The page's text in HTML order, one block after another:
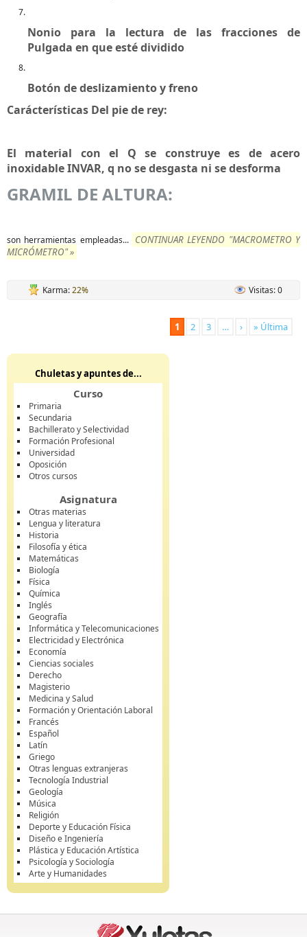
Nonio para la lectura de las fracciones de
Pulgada en que esté dividido
Botón de deslizamiento y freno
Carácterísticas Del pie de rey:
El material con el Q se construye es de acero
inoxidable INVAR, q no se desgasta ni se desforma
GRAMIL DE ALTURA:
son herramientas empleadas... CONTINUAR LEYENDO "MACROMETRO Y
MICRÓMETRO" »
Karma:22% Visitas: 0
1 2 3 … › » Última
Chuletas y apuntes de...
Curso
Primaria
Secundaria
Bachillerato y Selectividad
Formación Profesional
Universidad
Oposición
Otros cursos
Asignatura
Otras materias
Lengua y literatura
Historia
Filosofía y ética
Matemáticas
Biología
Física
Química
Inglés
Geografía
Informática y Telecomunicaciones
Electricidad y Electrónica
Economía
Ciencias sociales
Derecho
Magisterio
Medicina y Salud
Formación y Orientación Laboral
Francés
Español
Latín
Griego
Otras lenguas extranjeras
Tecnología Industrial
Geología
Música
Religión
Deporte y Educación Física
Diseño e Ingeniería
Plástica y Educación Artística
Psicología y Sociología
Arte y Humanidades